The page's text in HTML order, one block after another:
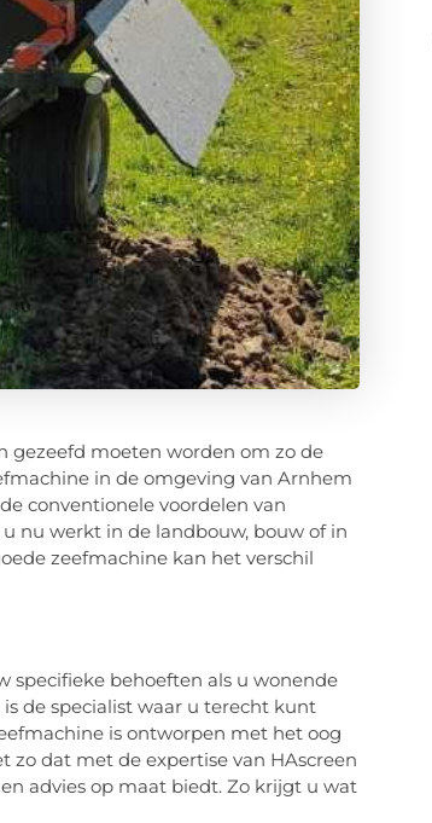
gezeefd moeten worden om zo de
in de omgeving van Arnhem
conventionele voordelen van
nu werkt in de landbouw, bouw of in
zeefmachine kan het verschil
specifieke behoeften als u wonende
de specialist waar u terecht kunt
is ontworpen met het oog
dat met de expertise van HAscreen
advies op maat biedt. Zo krijgt u wat